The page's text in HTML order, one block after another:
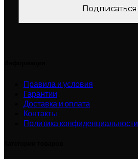
Правила и условия
Гарантии
Доставка и оплата
Контакты
Политика конфиденциальности